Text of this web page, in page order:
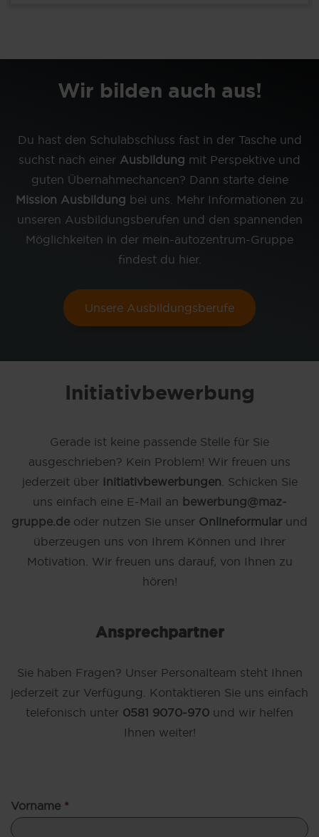
Wir bilden auch aus!
Du hast den Schulabschluss fast in der Tasche und
suchst nach einer Ausbildung mit Perspektive und
guten Übernahmechancen? Dann starte deine
Mission Ausbildung bei uns. Mehr Informationen zu
unseren Ausbildungsberufen und den spannenden
Möglichkeiten in der mein-autozentrum-Gruppe
findest du hier.
Unsere Ausbildungsberufe
Initiativbewerbung
Gerade ist keine passende Stelle für Sie
ausgeschrieben? Kein Problem! Wir freuen uns
jederzeit über Initiativbewerbungen. Schicken Sie
uns einfach eine E-Mail an bewerbung@maz-
gruppe.de oder nutzen Sie unser Onlineformularund
überzeugen uns von Ihrem Können und Ihrer
Motivation. Wir freuen uns darauf, von Ihnen zu
hören!
Ansprechpartner
Sie haben Fragen? Unser Personalteam steht Ihnen
jederzeit zur Verfügung. Kontaktieren Sie uns einfach
telefonisch unter 0581 9070-970 und wir helfen
Ihnen weiter!
Vorname *